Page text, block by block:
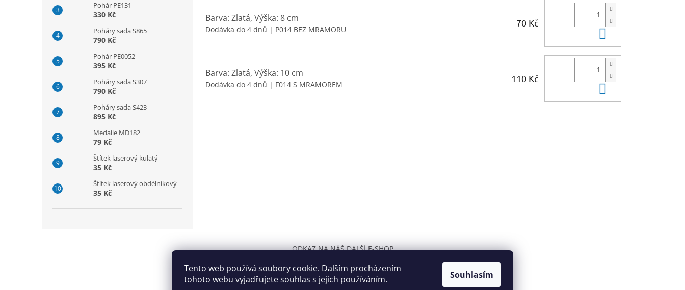
Tento web používá soubory cookie. Dalším procházením
tohoto webu vyjadřujete souhlas s jejich používáním.
Souhlasím
Pohár PE131
330 Kč
Poháry sada S865
790 Kč
Pohár PE0052
395 Kč
Poháry sada S307
790 Kč
Poháry sada S423
895 Kč
Medaile MD182
79 Kč
Štítek laserový kulatý
35 Kč
Štítek laserový obdélníkový
35 Kč
Barva: Zlatá, Výška: 8 cm
Dodávka do 4 dnů | P014 BEZ MRAMORU
70 Kč
Barva: Zlatá, Výška: 10 cm
Dodávka do 4 dnů | F014 S MRAMOREM
110 Kč
ODKAZ NA NÁŠ DALŠÍ E-SHOP